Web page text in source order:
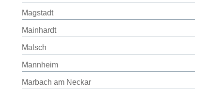
Magstadt
Mainhardt
Malsch
Mannheim
Marbach am Neckar